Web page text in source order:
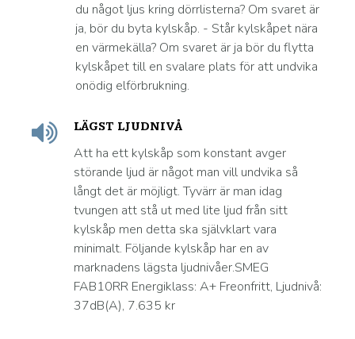
du något ljus kring dörrlisterna? Om svaret är
ja, bör du byta kylskåp. - Står kylskåpet nära
en värmekälla? Om svaret är ja bör du flytta
kylskåpet till en svalare plats för att undvika
onödig elförbrukning.
LÄGST LJUDNIVÅ
Att ha ett kylskåp som konstant avger
störande ljud är något man vill undvika så
långt det är möjligt. Tyvärr är man idag
tvungen att stå ut med lite ljud från sitt
kylskåp men detta ska självklart vara
minimalt. Följande kylskåp har en av
marknadens lägsta ljudnivåer.SMEG
FAB10RR Energiklass: A+ Freonfritt, Ljudnivå:
37dB(A), 7.635 kr